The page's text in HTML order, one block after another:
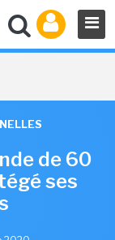
de 60
ses